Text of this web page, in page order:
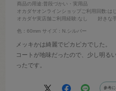
商品の用途:普段づかい・実用品
オカダヤオンラインショップご利用回数:は
オカダヤ実店舗ご利用経験:なし 好きな
色：60mm サイズ：N.シルバー
メッキかは綺麗でピカピカでした。
コートが地味だったので、少し明る
ったです。
参考に